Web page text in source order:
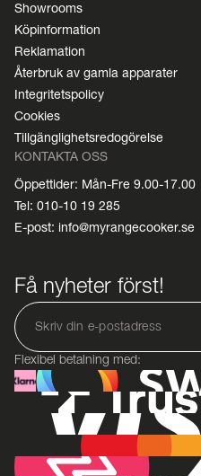
Showrooms
Köpinformation
Reklamation
Återbruk av gamla apparater
Integritetspolicy
Cookies
Tillgänglighetsredogörelse
KONTAKTA OSS
Öppettider: Mån-Fre 9.00-17.00
Tel: 010-10 19 285
E-post: info@myrangecooker.se
Få nyheter först!
Flexibel betalning med: